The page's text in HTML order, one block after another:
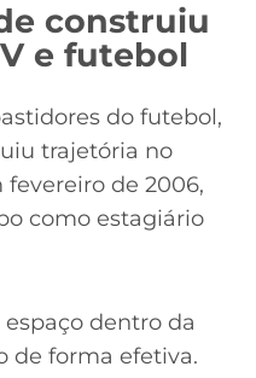
construiu
e futebol
do futebol,
trajetória no
de 2006,
como estagiário
dentro da
de forma efetiva.